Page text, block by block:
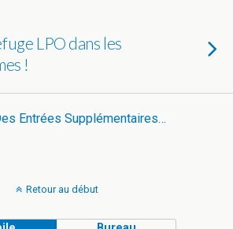
LPO dans les
!
Entrées Supplémentaires…
Retour au début